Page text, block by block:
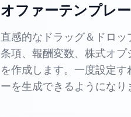
オファーテンプレ
直感的なドラッグ＆ドロ
条項、報酬変数、株式オ
を作成します。一度設定
ーを生成できるようになり